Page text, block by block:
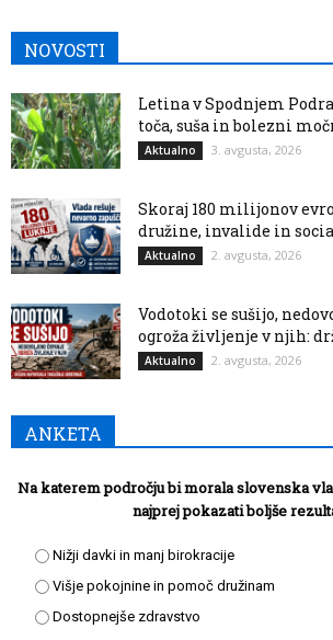
NOVOSTI
Letina v Spodnjem
toča, suša in bolezni
Aktualno 3. avgusta, 2026
Skoraj 180 milijonov
družine, invalide in
Aktualno 2. avgusta, 2026
Vodotoki se sušijo,
ogroža življenje v njih:
Aktualno 2. avgusta, 2026
ANKETA
Na katerem področju bi morala slovenska
najprej pokazati boljše
Nižji davki in manj birokracije
Višje pokojnine in pomoč družinam
Dostopnejše zdravstvo